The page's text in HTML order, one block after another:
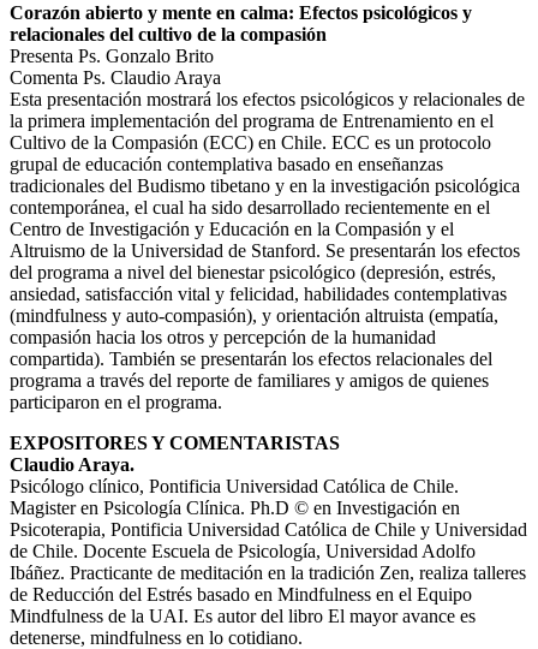
Corazón abierto y mente en calma: Efectos psicológicos y
relacionales del cultivo de la compasión
Presenta Ps. Gonzalo Brito
Comenta Ps. Claudio Araya
Esta presentación mostrará los efectos psicológicos y relacionales de
la primera implementación del programa de Entrenamiento en el
Cultivo de la Compasión (ECC) en Chile. ECC es un protocolo
grupal de educación contemplativa basado en enseñanzas
tradicionales del Budismo tibetano y en la investigación psicológica
contemporánea, el cual ha sido desarrollado recientemente en el
Centro de Investigación y Educación en la Compasión y el
Altruismo de la Universidad de Stanford. Se presentarán los efectos
del programa a nivel del bienestar psicológico (depresión, estrés,
ansiedad, satisfacción vital y felicidad, habilidades contemplativas
(mindfulness y auto-compasión), y orientación altruista (empatía,
compasión hacia los otros y percepción de la humanidad
compartida). También se presentarán los efectos relacionales del
programa a través del reporte de familiares y amigos de quienes
participaron en el programa.
EXPOSITORES Y COMENTARISTAS
Claudio Araya.
Psicólogo clínico, Pontificia Universidad Católica de Chile.
Magister en Psicología Clínica. Ph.D © en Investigación en
Psicoterapia, Pontificia Universidad Católica de Chile y Universidad
de Chile. Docente Escuela de Psicología, Universidad Adolfo
Ibáñez. Practicante de meditación en la tradición Zen, realiza talleres
de Reducción del Estrés basado en Mindfulness en el Equipo
Mindfulness de la UAI. Es autor del libro El mayor avance es
detenerse, mindfulness en lo cotidiano.